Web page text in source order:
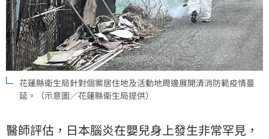
花蓮縣衛生局針對個案居住地及活動地周邊展開清消防範疫情蔓
延。（示意圖／花蓮縣衛生局提供）
醫師評估，日本腦炎在嬰兒身上發生非常罕見，